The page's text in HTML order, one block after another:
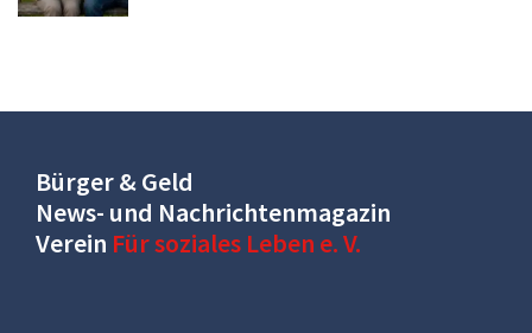
Bürger & Geld
News- und Nachrichtenmagazin
Verein Für soziales Leben e. V.